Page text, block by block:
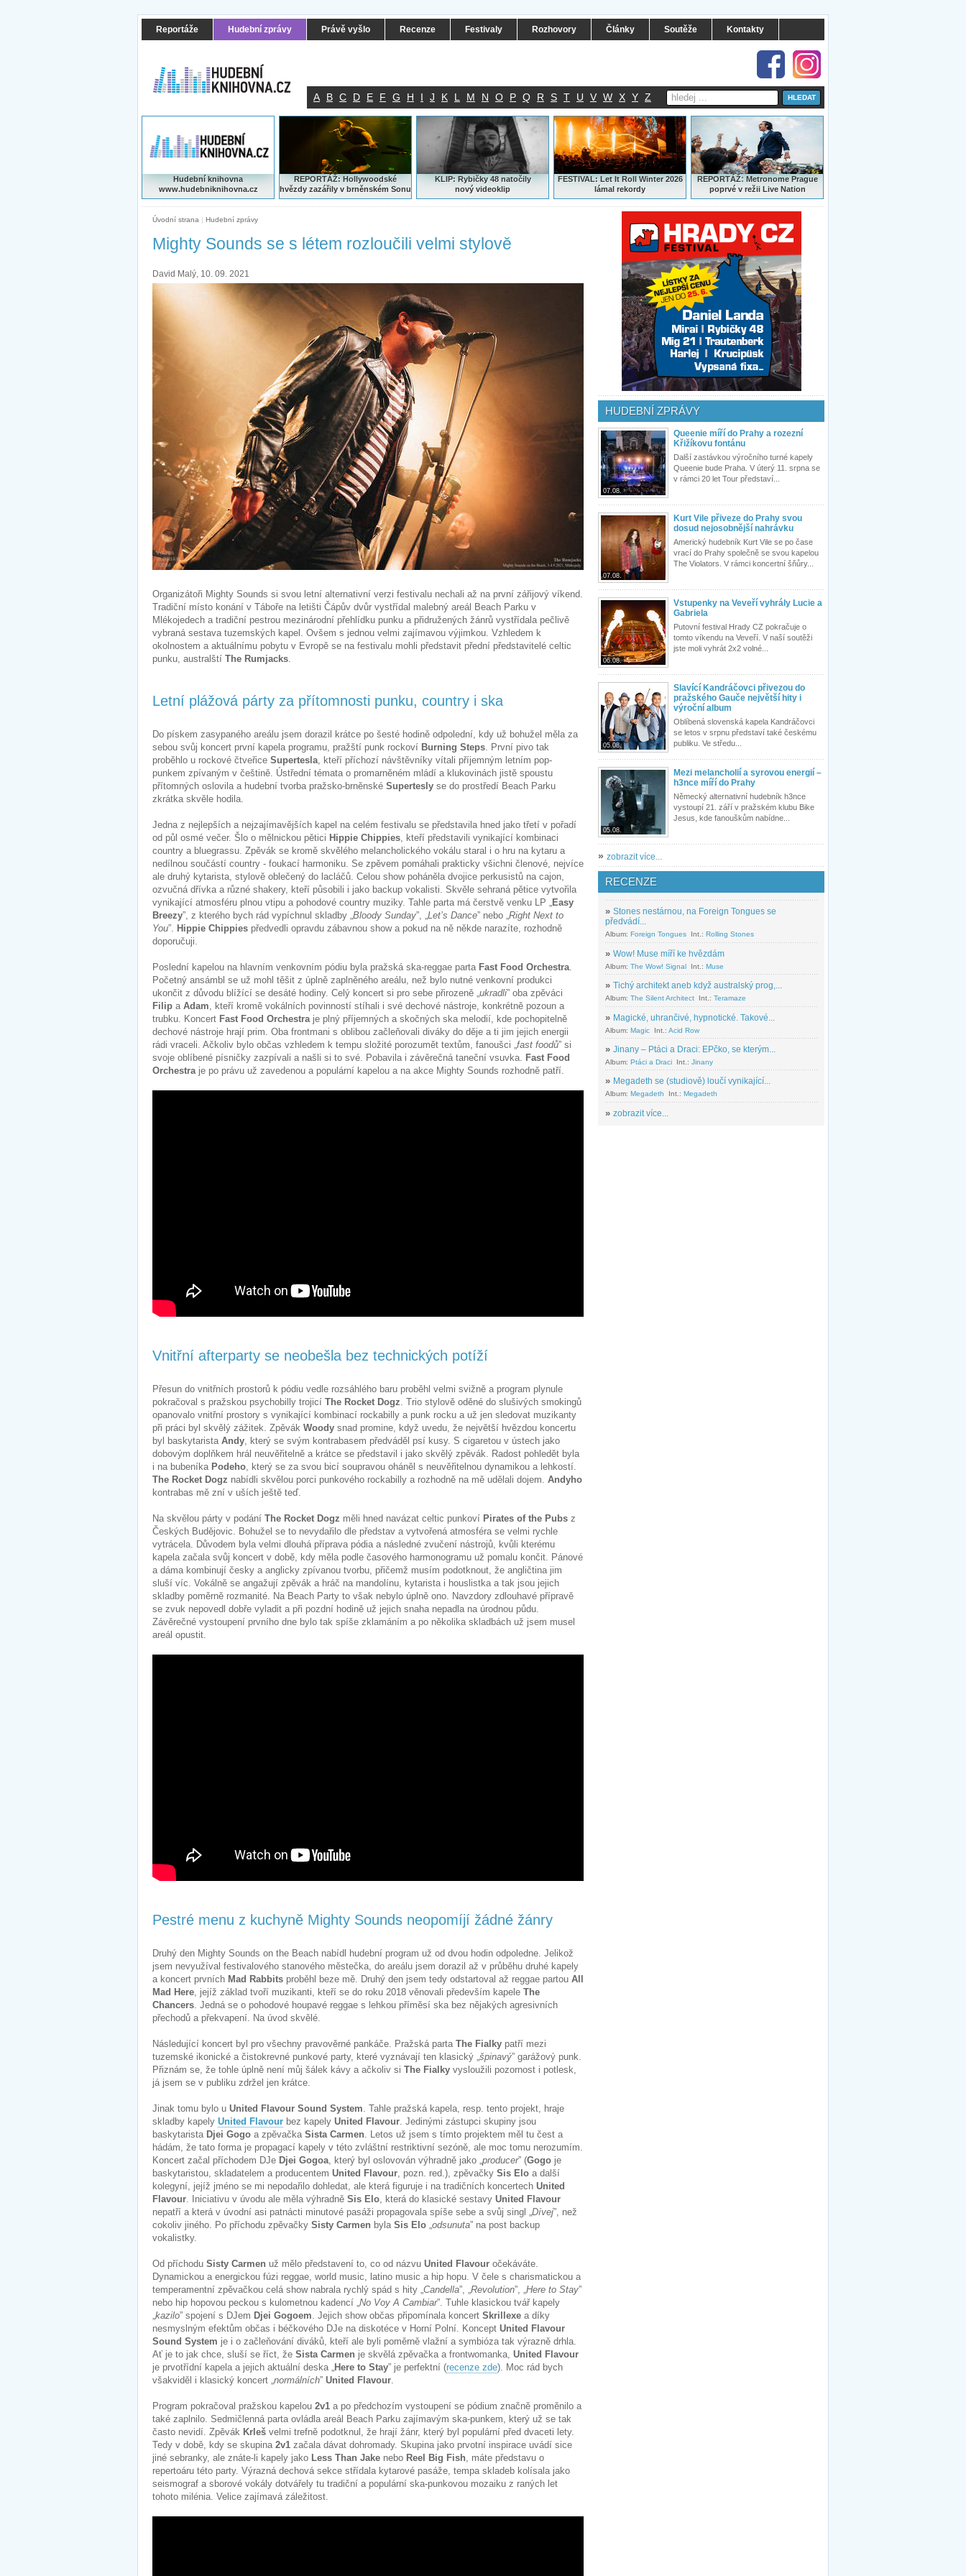
Reportáže Hudební zprávy Právě vyšlo Recenze Festivaly Rozhovory Články Soutěže Kontakty
A B C D E F G H I J K L M N O P Q R S T U V W X Y Z
Hudební knihovna
www.hudebniknihovna.cz
REPORTÁŽ: Hollywoodské
hvězdy zazářily v brněnském Sonu
KLIP: Rybičky 48 natočily
nový videoklip
FESTIVAL: Let It Roll Winter 2026
lámal rekordy
REPORTÁŽ:Metronome Prague
poprvé v režii Live Nation
Úvodní strana | Hudební zprávy
Mighty Sounds se s létem rozloučili velmi stylově
David Malý, 10. 09. 2021
Organizátoři Mighty Sounds si svou letní alternativní verzi festivalu nechali až na první zářijový víkend.
Tradiční místo konání v Táboře na letišti Čápův dvůr vystřídal malebný areál Beach Parku v
Mlékojedech a tradiční pestrou mezinárodní přehlídku punku a přidružených žánrů vystřídala pečlivě
vybraná sestava tuzemských kapel. Ovšem s jednou velmi zajímavou výjimkou. Vzhledem k
okolnostem a aktuálnímu pobytu v Evropě se na festivalu mohli představit přední představitelé celtic
punku, australští The Rumjacks.
Letní plážová párty za přítomnosti punku, country i ska
Do pískem zasypaného areálu jsem dorazil krátce po šesté hodině odpolední, kdy už bohužel měla za
sebou svůj koncert první kapela programu, pražští punk rockoví Burning Steps. První pivo tak
proběhlo u rockové čtveřice Supertesla, kteří příchozí návštěvníky vítali příjemným letním pop-
punkem zpívaným v češtině. Ústřední témata o promarněném mládí a klukovinách jistě spoustu
přítomných oslovila a hudební tvorba pražsko-brněnské Supertesly se do prostředí Beach Parku
zkrátka skvěle hodila.
Jedna z nejlepších a nejzajímavějších kapel na celém festivalu se představila hned jako třetí v pořadí
od půl osmé večer. Šlo o mělnickou pětici Hippie Chippies, kteří představili vynikající kombinaci
country a bluegrassu. Zpěvák se kromě skvělého melancholického vokálu staral i o hru na kytaru a
nedílnou součástí country - foukací harmoniku. Se zpěvem pomáhali prakticky všichni členové, nejvíce
ale druhý kytarista, stylově oblečený do lacláčů. Celou show poháněla dvojice perkusistů na cajon,
ozvučná dřívka a různé shakery, kteří působili i jako backup vokalisti. Skvěle sehraná pětice vytvořila
vynikající atmosféru plnou vtipu a pohodové country muziky. Tahle parta má čerstvě venku LP „Easy
Breezy”, z kterého bych rád vypíchnul skladby „Bloody Sunday”, „Let’s Dance” nebo „Right Next to
You”. Hippie Chippies předvedli opravdu zábavnou show a pokud na ně někde narazíte, rozhodně
doporučuji.
Poslední kapelou na hlavním venkovním pódiu byla pražská ska-reggae parta Fast Food Orchestra.
Početný ansámbl se už mohl těšit z úplně zaplněného areálu, než bylo nutné venkovní produkci
ukončit z důvodu blížící se desáté hodiny. Celý koncert si pro sebe přirozeně „ukradli” oba zpěváci
Filip a Adam, kteří kromě vokálních povinností stíhali i své dechové nástroje, konkrétně pozoun a
trubku. Koncert Fast Food Orchestraje plný příjemných a skočných ska melodií, kde pochopitelně
dechové nástroje hrají prim. Oba frontmani s oblibou začleňovali diváky do děje a ti jim jejich energii
rádi vraceli. Ačkoliv bylo občas vzhledem k tempu složité porozumět textům, fanoušci „fast foodů” si
svoje oblíbené písničky zazpívali a našli si to své. Pobavila i závěrečná taneční vsuvka. Fast Food
Orchestraje po právu už zavedenou a populární kapelou a na akce Mighty Sounds rozhodně patří.
Vnitřní afterparty se neobešla bez technických potíží
Přesun do vnitřních prostorů k pódiu vedle rozsáhlého baru proběhl velmi svižně a program plynule
pokračoval s pražskou psychobilly trojicí The Rocket Dogz. Trio stylově oděné do slušivých smokingů
opanovalo vnitřní prostory s vynikající kombinací rockabilly a punk rocku a už jen sledovat muzikanty
při práci byl skvělý zážitek. Zpěvák Woody snad promine, když uvedu, že největší hvězdou koncertu
byl baskytarista Andy, který se svým kontrabasem předváděl psí kusy. S cigaretou v ústech jako
dobovým doplňkem hrál neuvěřitelně a krátce se představil i jako skvělý zpěvák. Radost pohledět byla
i na bubeníka Podeho, který se za svou bicí soupravou oháněl s neuvěřitelnou dynamikou a lehkostí.
The Rocket Dogz nabídli skvělou porci punkového rockabilly a rozhodně na mě udělali dojem. Andyho
kontrabas mě zní v uších ještě teď.
Na skvělou párty v podání The Rocket Dogz měli hned navázat celtic punkoví Pirates of the Pubs z
Českých Budějovic. Bohužel se to nevydařilo dle představ a vytvořená atmosféra se velmi rychle
vytrácela. Důvodem byla velmi dlouhá příprava pódia a následné zvučení nástrojů, kvůli kterému
kapela začala svůj koncert v době, kdy měla podle časového harmonogramu už pomalu končit. Pánové
a dáma kombinují česky a anglicky zpívanou tvorbu, přičemž musím podotknout, že angličtina jim
sluší víc. Vokálně se angažují zpěvák a hráč na mandolínu, kytarista i houslistka a tak jsou jejich
skladby poměrně rozmanité. Na Beach Party to však nebylo úplně ono. Navzdory zdlouhavé přípravě
se zvuk nepovedl dobře vyladit a při pozdní hodině už jejich snaha nepadla na úrodnou půdu.
Závěrečné vystoupení prvního dne bylo tak spíše zklamáním a po několika skladbách už jsem musel
areál opustit.
Pestré menu z kuchyně Mighty Sounds neopomíjí žádné žánry
Druhý den Mighty Sounds on the Beach nabídl hudební program už od dvou hodin odpoledne. Jelikož
jsem nevyužíval festivalového stanového městečka, do areálu jsem dorazil až v průběhu druhé kapely
a koncert prvních Mad Rabbits proběhl beze mě. Druhý den jsem tedy odstartoval až reggae partou All
Mad Here, jejíž základ tvoří muzikanti, kteří se do roku 2018 věnovali především kapele The
Chancers. Jedná se o pohodové houpavé reggae s lehkou příměsí ska bez nějakých agresivních
přechodů a překvapení. Na úvod skvělé.
Následující koncert byl pro všechny pravověrné pankáče. Pražská parta The Fialky patří mezi
tuzemské ikonické a čistokrevné punkové party, které vyznávají ten klasický „špinavý” garážový punk.
Přiznám se, že tohle úplně není můj šálek kávy a ačkoliv si The Fialky vysloužili pozornost i potlesk,
já jsem se v publiku zdržel jen krátce.
Jinak tomu bylo u United Flavour Sound System. Tahle pražská kapela, resp. tento projekt, hraje
skladby kapely United Flavour bez kapely United Flavour. Jedinými zástupci skupiny jsou
baskytarista Djei Gogo a zpěvačka Sista Carmen. Letos už jsem s tímto projektem měl tu čest a
hádám, že tato forma je propagací kapely v této zvláštní restriktivní sezóně, ale moc tomu nerozumím.
Koncert začal příchodem DJe Djei Gogoa, který byl oslovován výhradně jako „producer” (Gogo je
baskytaristou, skladatelem a producentem United Flavour, pozn. red.), zpěvačky Sis Elo a další
kolegyní, jejíž jméno se mi nepodařilo dohledat, ale která figuruje i na tradičních koncertech United
Flavour. Iniciativu v úvodu ale měla výhradně Sis Elo, která do klasické sestavy United Flavour
nepatří a která v úvodní asi patnácti minutové pasáži propagovala spíše sebe a svůj singl „Dívej”, než
cokoliv jiného. Po příchodu zpěvačky Sisty Carmen byla Sis Elo „odsunuta” na post backup
vokalistky.
Od příchodu Sisty Carmen už mělo představení to, co od názvu United Flavour očekáváte.
Dynamickou a energickou fúzi reggae, world music, latino music a hip hopu. V čele s charismatickou a
temperamentní zpěvačkou celá show nabrala rychlý spád s hity „Candella”, „Revolution”, „Here to Stay”
nebo hip hopovou peckou s kulometnou kadencí „No Voy A Cambiar”. Tuhle klasickou tvář kapely
„kazilo” spojení s DJem Djei Gogoem. Jejich show občas připomínala koncert Skrillexe a díky
nesmyslným efektům občas i béčkového DJe na diskotéce v Horní Polní. Koncept United Flavour
Sound System je i o začleňování diváků, kteří ale byli poměrně vlažní a symbióza tak výrazně drhla.
Ať je to jak chce, sluší se říct, že Sista Carmen je skvělá zpěvačka a frontwomanka, United Flavour
je prvotřídní kapela a jejich aktuální deska „Here to Stay” je perfektní (recenze zde). Moc rád bych
všakviděl i klasický koncert „normálních” United Flavour.
Program pokračoval pražskou kapelou 2v1 a po předchozím vystoupení se pódium značně proměnilo a
také zaplnilo. Sedmičlenná parta ovládla areál Beach Parku zajímavým ska-punkem, který už se tak
často nevidí. Zpěvák Krleš velmi trefně podotknul, že hrají žánr, který byl populární před dvaceti lety.
Tedy v době, kdy se skupina 2v1 začala dávat dohromady. Skupina jako prvotní inspirace uvádí sice
jiné sebranky, ale znáte-li kapely jako Less Than Jake nebo Reel Big Fish, máte představu o
repertoáru této party. Výrazná dechová sekce střídala kytarové pasáže, tempa skladeb kolísala jako
seismograf a sborové vokály dotvářely tu tradiční a populární ska-punkovou mozaiku z raných let
tohoto milénia. Velice zajímavá záležitost.
HUDEBNÍ ZPRÁVY
07.08.
Queenie míří do Prahy a rozezní
Křižíkovu fontánu
Další zastávkou výročního turné kapely
Queenie bude Praha. V úterý 11. srpna se
v rámci 20 let Tour představí...
07.08.
Kurt Vile přiveze do Prahy svou
dosud nejosobnější nahrávku
Americký hudebník Kurt Vile se po čase
vrací do Prahy společně se svou kapelou
The Violators. V rámci koncertní šňůry...
06.08.
Vstupenky na Veveří vyhrály Lucie a
Gabriela
Putovní festival Hrady CZ pokračuje o
tomto víkendu na Veveří. V naší soutěži
jste moli vyhrát 2x2 volné...
05.08.
Slavící Kandráčovci přivezou do
pražského Gauče největší hity i
výroční album
Oblíbená slovenská kapela Kandráčovci
se letos v srpnu představí také českému
publiku. Ve středu...
05.08.
Mezi melancholií a syrovou energií –
h3nce míří do Prahy
Německý alternativní hudebník h3nce
vystoupí 21. září v pražském klubu Bike
Jesus, kde fanouškům nabídne...
» zobrazit více...
RECENZE
» Stones nestárnou, na Foreign Tongues se
předvádí...
Album: Foreign Tongues Int.: Rolling Stones
» Wow! Muse míří ke hvězdám
Album: The Wow! Signal Int.: Muse
» Tichý architekt aneb když australský prog,...
Album: The Silent Architect Int.: Teramaze
» Magické, uhrančivé, hypnotické. Takové...
Album: Magic Int.: Acid Row
» Jinany – Ptáci a Draci: EPčko, se kterým...
Album: Ptáci a Draci Int.: Jinany
» Megadeth se (studiově) loučí vynikající...
Album: Megadeth Int.: Megadeth
» zobrazit více...